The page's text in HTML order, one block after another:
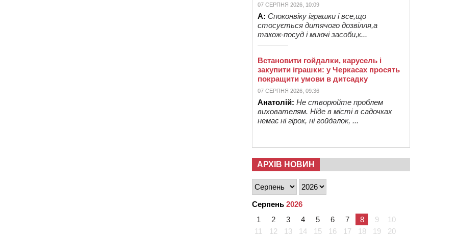
07 СЕРПНЯ 2026, 10:09
А: Споконвіку іграшки і все,що
стосується дитячого дозвілля,а
також-посуд і миючі засоби,к...
Встановити гойдалки, карусель і
закупити іграшки: у Черкасах просять
покращити умови в дитсадку
07 СЕРПНЯ 2026, 09:36
Анатолій: Не створюйте проблем
вихователям. Ніде в місті в садочках
немає ні гірок, ні гойдалок, ...
АРХІВ НОВИН
Серпень 2026
1
2 3 4 5 6 7 8 9
10
11
12 13 14 15 16 17 18 19 20